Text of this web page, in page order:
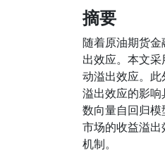
摘要
随着原油期货
出效应。本文
动溢出效应。
溢出效应的影
数向量自回归
市场的收益溢
机制。